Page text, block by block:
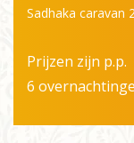
Sadhaka caravan
Prijzen zijn
6